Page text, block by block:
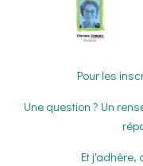
Pour les
Une question ? Un
Et j'adhère,